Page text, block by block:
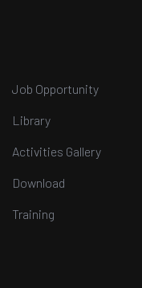
Job Opportunity
Library
Activities Gallery
Download
Training